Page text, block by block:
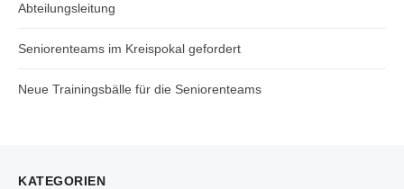
Abteilungsleitung
Seniorenteams im Kreispokal gefordert
Neue Trainingsbälle für die Seniorenteams
KATEGORIEN